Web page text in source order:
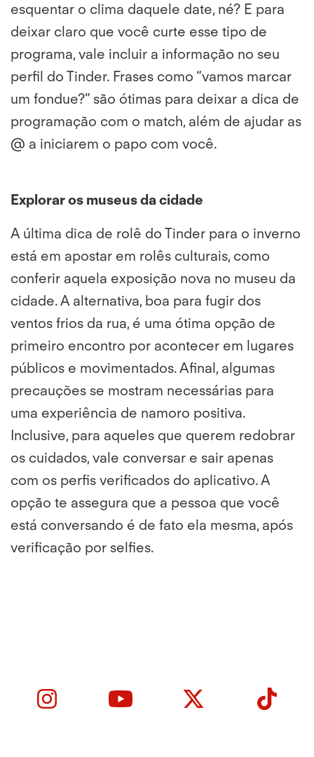
esquentar o clima daquele date, né? E para
deixar claro que você curte esse tipo de
programa, vale incluir a informação no seu
perfil do Tinder. Frases como “vamos marcar
um fondue?” são ótimas para deixar a dica de
programação com o match, além de ajudar as
@ a iniciarem o papo com você.
Explorar os museus da cidade
A última dica de rolê do Tinder para o inverno
está em apostar em rolês culturais, como
conferir aquela exposição nova no museu da
cidade. A alternativa, boa para fugir dos
ventos frios da rua, é uma ótima opção de
primeiro encontro por acontecer em lugares
públicos e movimentados. Afinal, algumas
precauções se mostram necessárias para
uma experiência de namoro positiva.
Inclusive, para aqueles que querem redobrar
os cuidados, vale conversar e sair apenas
com os perfis verificados do aplicativo. A
opção te assegura que a pessoa que você
está conversando é de fato ela mesma, após
verificação por selfies.